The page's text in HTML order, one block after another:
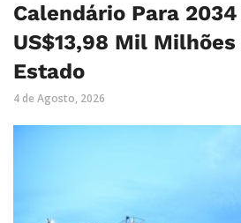
Calendário Para
US$13,98 Mil Milhões
Estado
4 de Agosto, 2026